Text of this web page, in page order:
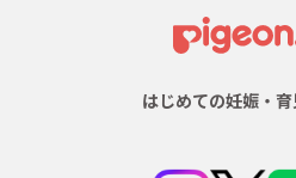
はじめての妊娠・